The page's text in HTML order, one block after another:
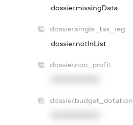
dossier.missingData
dossier.single_tax_reg
dossier.notInList
dossier.non_profit
dossier.budget_dotation